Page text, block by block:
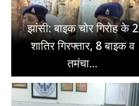
झांसी: बाइक चोर गिरोह के 2
शातिर गिरफ्तार, 8 बाइक व
तमंचा...